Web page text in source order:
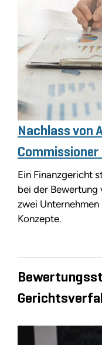
Nachlass von
Ein Finanzgericht
bei der
zwei
Konzepte.